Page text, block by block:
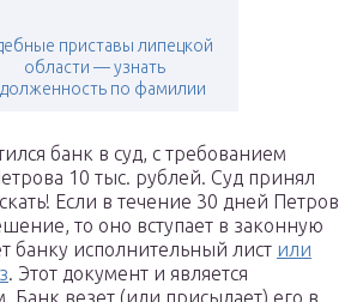
приставы липецкой
области — узнать
по фамилии
банк в суд, с требованием
10 тыс. рублей. Суд принял
Если в течение 30 дней Петров
то оно вступает в законную
банку исполнительный лист или
. Этот документ и является
Банк везет (или присылает) его в